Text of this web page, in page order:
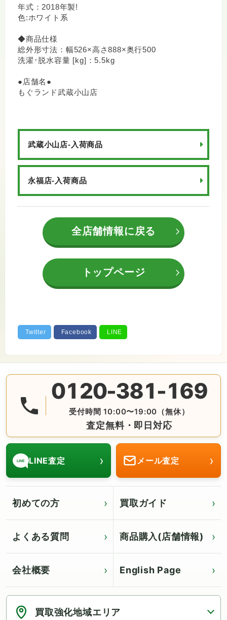
年式：2018年製!
色:ホワイト系
◆商品仕様
総外形寸法：幅526×高さ888×奥行500
洗濯･脱水容量 [kg]：5.5kg
●店舗名●
もぐランド武蔵小山店
武蔵小山店-入荷商品
永福店-入荷商品
全店舗情報に戻る
トップページ
0120-381-169
受付時間 10:00〜19:00（無休）
査定無料・即日対応
無料の電話査定・見積もり お問合せは番号をタップ♪
LINE LINE査定 › メール査定 ›
初めての方 買取ガイド
よくある質問 商品購入(店舗情報)
会社概要 English Page
Click for English page
買取強化地域エリア